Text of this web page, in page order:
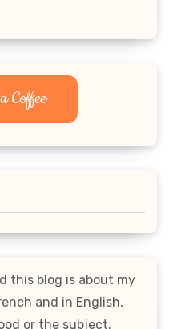
Coffee
this blog is about my
and in English,
or the subject.